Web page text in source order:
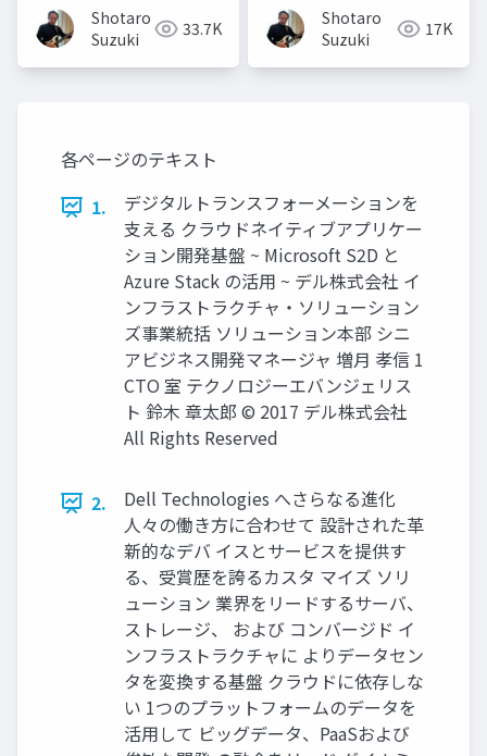
Shotaro
Suzuki
33.7K
Shotaro
Suzuki
17K
各ページのテキスト
1.
デジタルトランスフォーメーションを
⽀える クラウドネイティブアプリケー
ション開発基盤 ~ Microsoft S2D と
Azure Stack の活⽤ ~ デル株式会社 イ
ンフラストラクチャ・ソリューション
ズ事業統括 ソリューション本部 シニ
アビジネス開発マネージャ 増⽉ 孝信 1
CTO 室 テクノロジーエバンジェリス
ト 鈴⽊ 章太郎 © 2017 デル株式会社
All Rights Reserved
2.
Dell Technologies へさらなる進化
人々の働き方に合わせて 設計された革
新的なデバ イスとサービスを提供す
る、受賞歴を誇るカスタ マイズ ソリ
ューション 業界をリードするサーバ、
ストレージ、 および コンバージド イ
ンフラストラクチャに よりデータセン
タを変換する基盤 クラウドに依存しな
い 1つのプラットフォームのデータを
活用して ビッグデータ、PaaSおよび